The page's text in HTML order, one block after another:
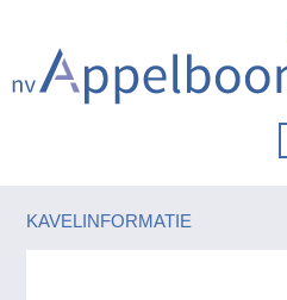
KAVELINFORMATIE